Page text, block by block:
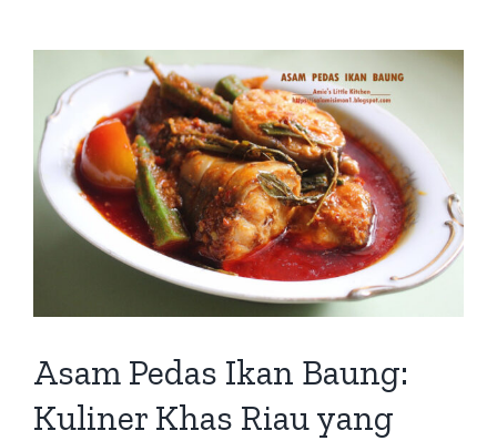
Asam Pedas Ikan Baung:
Kuliner Khas Riau yang